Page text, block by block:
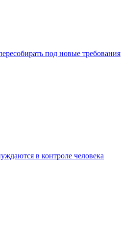
под новые требования
в контроле человека